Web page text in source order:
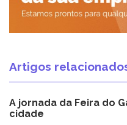
Artigos
A jornada da Feira do
cidade